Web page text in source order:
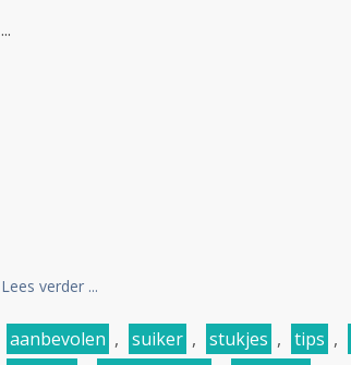
...
Lees verder ...
aanbevolen , suiker , stukjes , tips ,